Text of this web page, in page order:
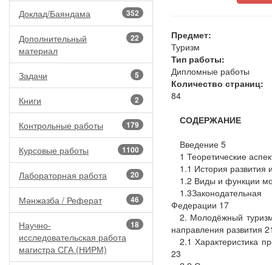
352
Доклад/Баяндама
22
Дополнительный
материал
5
Задачи
2
Книги
179
Контрольные работы
1100
Курсовые работы
20
Лабораторная работа
46
Мәнжазба / Реферат
18
Научно-
исследовательская работа
магистра СГА (НИРМ)
Предмет:
Туризм
Тип работы:
Дипломные работы
Количество страниц:
84
СОДЕРЖАНИЕ
Введение 5
1 Теоретические
1.1 История развития
1.2 Виды и функции
Федерации 17
2. Молодёжный
направления развития
2.1 Характеристика
23